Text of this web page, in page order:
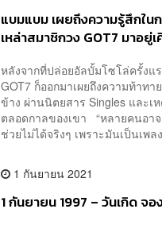
แบมแบม เผยถึงความรู้สึกใน
เหล่าสมาชิกวง GOT7 มาอยู่
หลังจากที่ปล่อยอัลบั้มโซโล่ครั้ง
GOT7 ก็ออกมาเผยถึงความท้าทา
ข้าง ผ่านนิตยสาร Singles และเ
ตลอดกาลของเขา “หลายคนอา
ช่วยไม่ได้จริงๆ เพราะมันเป็นเพ
1 กันยายน 2021
1 กันยายน 1997 – วันเกิด จอ